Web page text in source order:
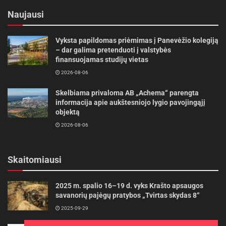
padės atkurti prarastą odos drėgmės balansą.
naudingų baltymų ir riebalų, taip pat yra gera
priemonė. Jeigu vaiko būklė sunkesnė, reikia
nedelsiant kreiptis į gydytojus.
Rodykite tinkamo elgesio pavyzdį.Jei sau
leisime viską, o vaiką bandysime įsprausti į
rėmus, mums vargiai pasiseks. Važiuojant į
tikrų priežasčių – dėl mados ar būdami
sąmoningi – panašiai elgsimės: pasitepsime
kremu ar pabuvę saulėje prisidengsime
marškinėliais ar šaliu.
Naujausi
Vyksta papildomas priėmimas į Panevėžio kolegiją
– dar galima pretenduoti į valstybės
finansuojamas studijų vietas
2026-08-06
Skelbiama privaloma AB „Achema“ parengta
informacija apie aukštesniojo lygio pavojingąjį
objektą
2026-08-06
Skaitomiausi
2025 m. spalio 16–19 d. vyks Krašto apsaugos
savanorių pajėgų pratybos „Tvirtas skydas 8“
2025-09-29